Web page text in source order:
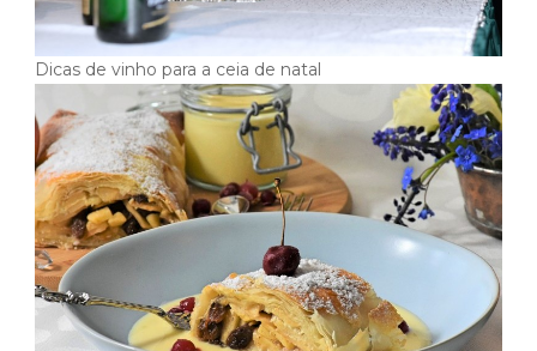
Dicas de vinho para a ceia de natal